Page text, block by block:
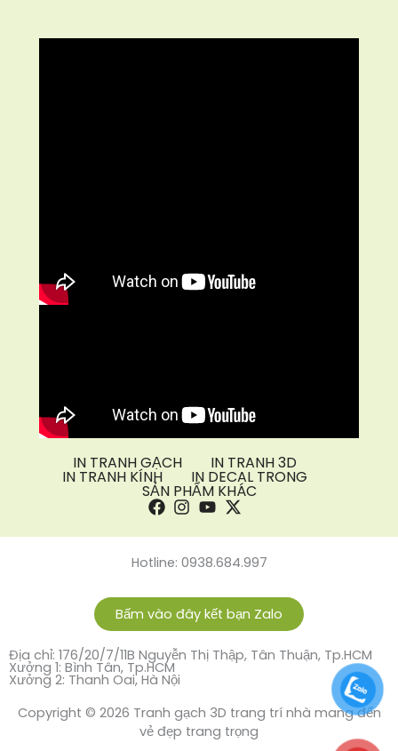
IN TRANH GẠCH IN TRANH 3D
IN TRANH KÍNH IN DECAL TRONG
SẢN PHẨM KHÁC
Hotline: 0938.684.997
Bấm vào đây kết bạn Zalo
Địa chỉ: 176/20/7/11B Nguyễn Thị Thập, Tân Thuận, Tp.HCM
Xưởng 1: Bình Tân, Tp.HCM
Xưởng 2: Thanh Oai, Hà Nội
Copyright © 2026 Tranh gạch 3D trang trí nhà mang đến
vẻ đẹp trang trọng